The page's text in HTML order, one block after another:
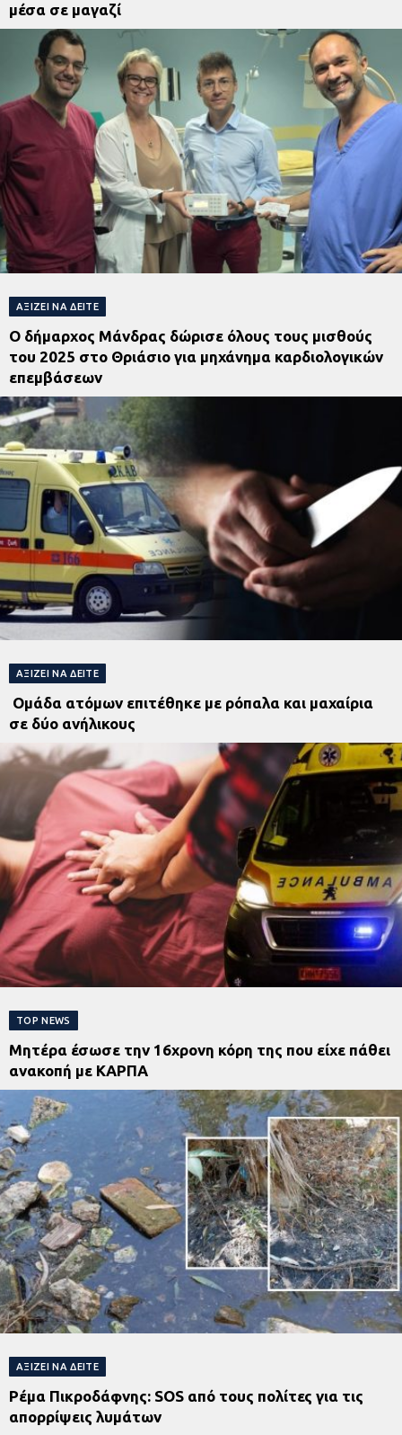
μέσα σε μαγαζί
ΑΞΊΖΕΙ ΝΑ ΔΕΊΤΕ
Ο δήμαρχος Μάνδρας δώρισε όλους τους μισθούς
του 2025 στο Θριάσιο για μηχάνημα καρδιολογικών
επεμβάσεων
ΑΞΊΖΕΙ ΝΑ ΔΕΊΤΕ
Ομάδα ατόμων επιτέθηκε με ρόπαλα και μαχαίρια
σε δύο ανήλικους
TOP NEWS
Μητέρα έσωσε την 16χρονη κόρη της που είχε πάθει
ανακοπή με ΚΑΡΠΑ
ΑΞΊΖΕΙ ΝΑ ΔΕΊΤΕ
Ρέμα Πικροδάφνης: SOS από τους πολίτες για τις
απορρίψεις λυμάτων